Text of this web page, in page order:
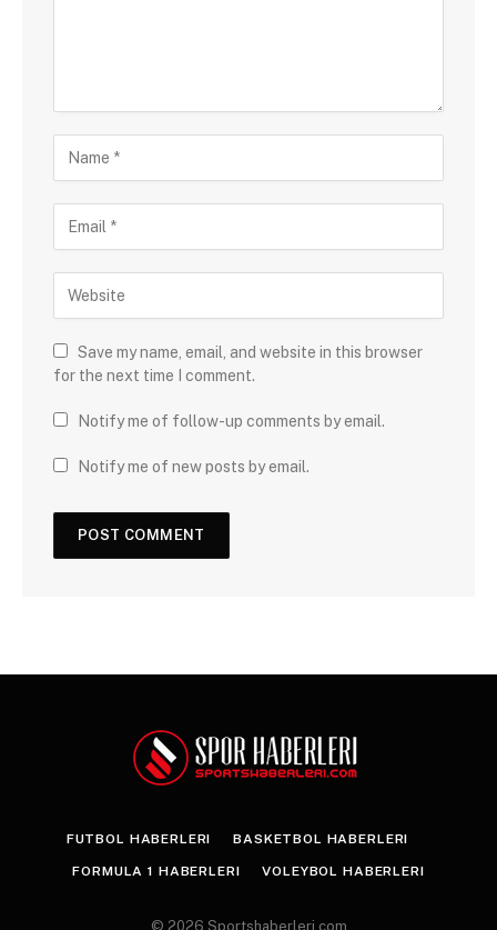
Save my name, email, and website in this browser
for the next time I comment.
Notify me of follow-up comments by email.
Notify me of new posts by email.
FUTBOL HABERLERI BASKETBOL HABERLERI
FORMULA 1 HABERLERI VOLEYBOL HABERLERI
© 2026 Sportshaberleri.com